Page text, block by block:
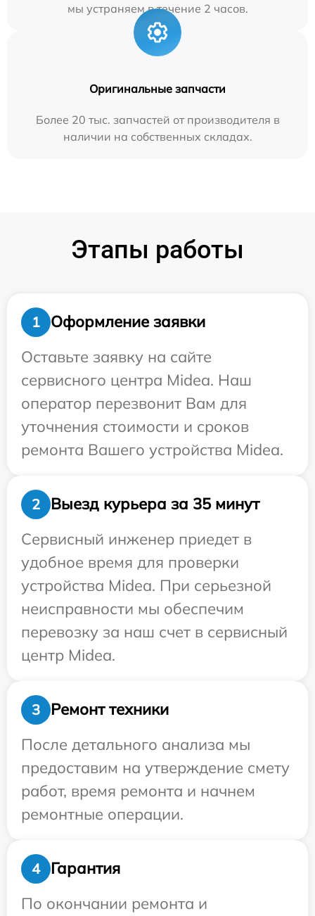
мы устраняем в течение 2 часов.
Оригинальные запчасти
Более 20 тыс. запчастей от производителя в
наличии на собственных складах.
Этапы работы
1
Оформление заявки
Оставьте заявку на сайте
сервисного центра Midea. Наш
оператор перезвонит Вам для
уточнения стоимости и сроков
ремонта Вашего устройства Midea.
2
Выезд курьера за 35 минут
Сервисный инженер приедет в
удобное время для проверки
устройства Midea. При серьезной
неисправности мы обеспечим
перевозку за наш счет в сервисный
центр Midea.
3
Ремонт техники
После детального анализа мы
предоставим на утверждение смету
работ, время ремонта и начнем
ремонтные операции.
4
Гарантия
По окончании ремонта и